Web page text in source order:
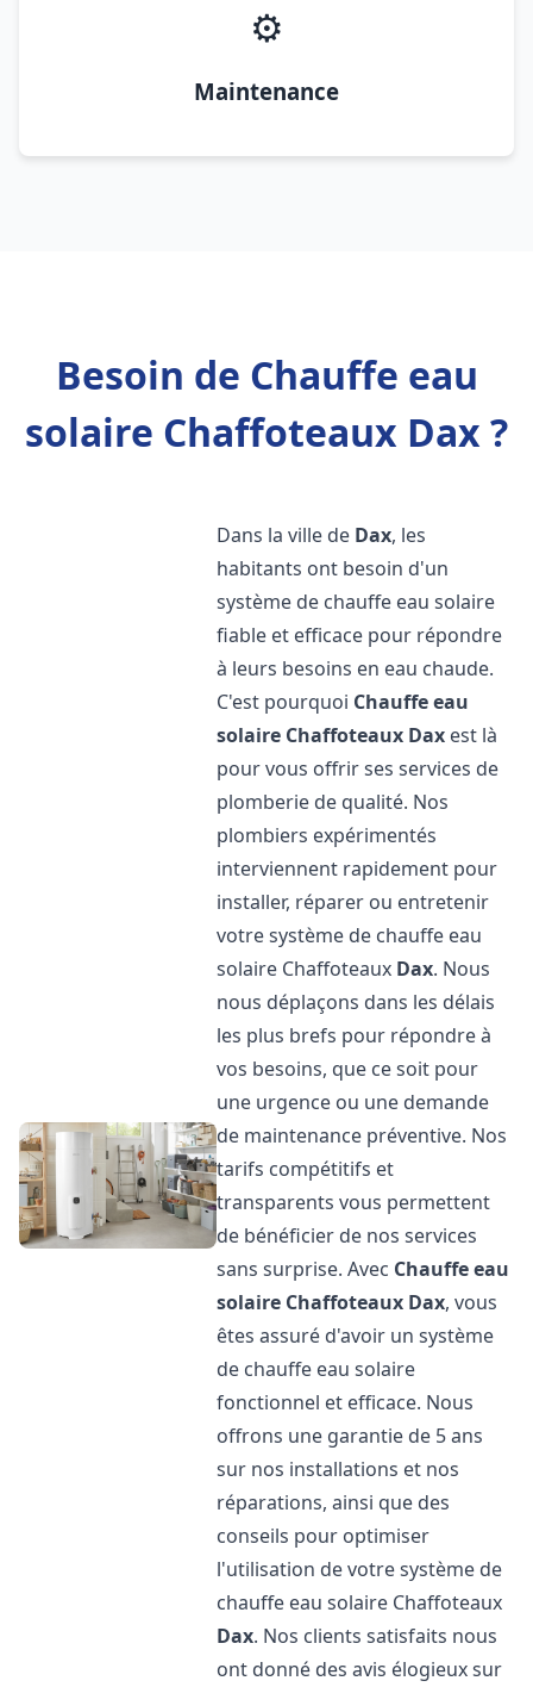
⚙️
Maintenance
Besoin de Chauffe eau
solaire Chaffoteaux Dax ?
Dans la ville de Dax, les
habitants ont besoin d'un
système de chauffe eau solaire
fiable et efficace pour répondre
à leurs besoins en eau chaude.
C'est pourquoi Chauffe eau
solaire Chaffoteaux Dax est là
pour vous offrir ses services de
plomberie de qualité. Nos
plombiers expérimentés
interviennent rapidement pour
installer, réparer ou entretenir
votre système de chauffe eau
solaire Chaffoteaux Dax. Nous
nous déplaçons dans les délais
les plus brefs pour répondre à
vos besoins, que ce soit pour
une urgence ou une demande
de maintenance préventive. Nos
tarifs compétitifs et
transparents vous permettent
de bénéficier de nos services
sans surprise. Avec Chauffe eau
solaire Chaffoteaux Dax, vous
êtes assuré d'avoir un système
de chauffe eau solaire
fonctionnel et efficace. Nous
offrons une garantie de 5 ans
sur nos installations et nos
réparations, ainsi que des
conseils pour optimiser
l'utilisation de votre système de
chauffe eau solaire Chaffoteaux
Dax. Nos clients satisfaits nous
ont donné des avis élogieux sur